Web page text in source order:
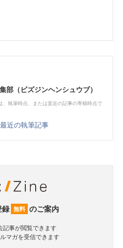
部（ビズジンヘンシュウブ）
、執筆時点、または直近の記事の寄稿時点で
近の執筆記事
無料 のご案内
記事が閲覧できます
マガを受信できます